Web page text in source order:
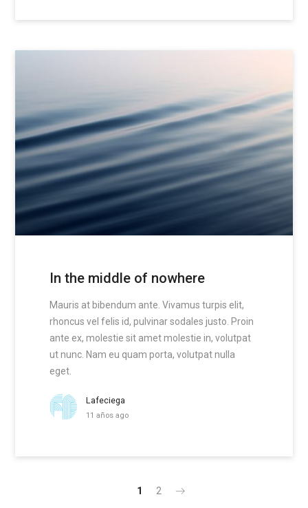
In the middle of nowhere
Mauris at bibendum ante. Vivamus turpis elit,
rhoncus vel felis id, pulvinar sodales justo. Proin
ante ex, molestie sit amet molestie in, volutpat
ut nunc. Nam eu quam porta, volutpat nulla
eget.
Lafeciega
11 años ago
1 2